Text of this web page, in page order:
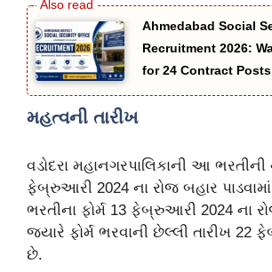
Ahmedabad Social
Recruitment 2026:
for 24 Contract Posts
મહત્વની તારીખ
વડોદરા મહાનગરપાલિકાની આ ભરતીની
ફેબ્રુઆરી 2024 ના રોજ બહાર
ભરતીના ફોર્મ 13 ફેબ્રુઆરી 2024 ના
જયારે ફોર્મ ભરવાની છેલ્લી તારીખ 22
છે.